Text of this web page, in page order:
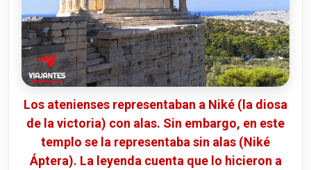
Los atenienses representaban a Niké (la diosa
de la victoria) con alas. Sin embargo, en este
templo se la representaba sin alas (Niké
Áptera). La leyenda cuenta que lo hicieron a